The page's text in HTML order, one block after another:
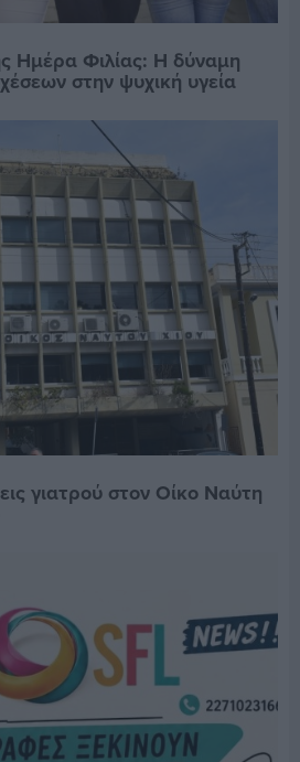
Ημέρα Φιλίας: Η δύναμη
στην ψυχική υγεία
γιατρού στον Οίκο Ναύτη